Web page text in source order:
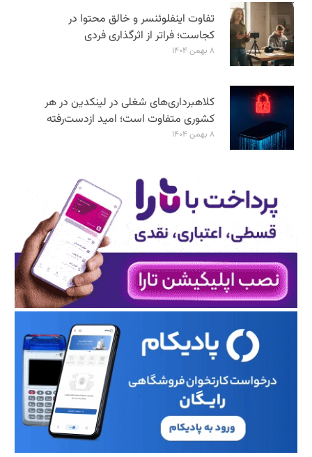
تفاوت اینفلوئنسر و خالق محتوا در
کجاست؛ فراتر از اثرگذاری فردی
۸ بهمن ۱۴۰۴
کلاهبرداری‌های شغلی در لینکدین در هر
کشوری متفاوت است؛ امید ازدست‌رفته
۸ بهمن ۱۴۰۴